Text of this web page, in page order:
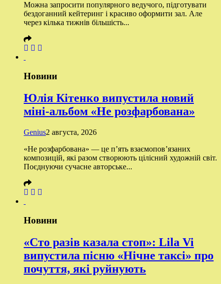
Можна запросити популярного ведучого, підготувати
бездоганний кейтеринг і красиво оформити зал. Але
через кілька тижнів більшість...
Новини
Юлія Кітенко випустила новий
міні-альбом «Не розфарбована»
Genius2 августа, 2026
«Не розфарбована» — це п’ять взаємопов’язаних
композицій, які разом створюють цілісний художній світ.
Поєднуючи сучасне авторське...
Новини
«Сто разів казала стоп»: Lila Vi
випустила пісню «Нічне таксі» про
почуття, які руйнують